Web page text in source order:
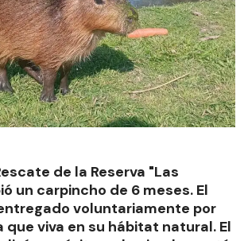
de la Reserva "Las
un carpincho de 6 meses. El
voluntariamente por
que viva en su hábitat natural. El